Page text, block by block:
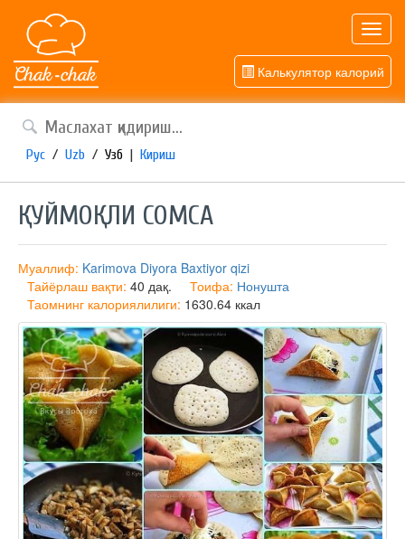
Калькулятор калорий
Рус / Uzb / Узб | Кириш
ҚУЙМОҚЛИ СОМСА
Муаллиф: Karimova Diyora Baxtiyor qizi
Тайёрлаш вақти: 40 дақ. Тоифа: Нонушта
Таомнинг калориялилиги: 1630.64 ккал